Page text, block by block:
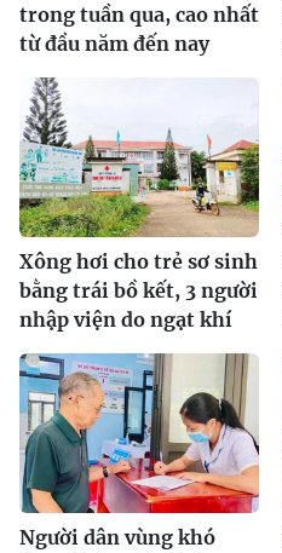
trong tuần qua, cao nhất
từ đầu năm đến nay
Xông hơi cho trẻ sơ sinh
bằng trái bồ kết, 3 người
nhập viện do ngạt khí
Người dân vùng khó